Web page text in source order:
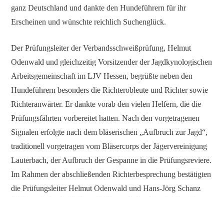
ganz Deutschland und dankte den Hundeführern für ihr
Erscheinen und wünschte reichlich Suchenglück.
Der Prüfungsleiter der Verbandsschweißprüfung, Helmut
Odenwald und gleichzeitig Vorsitzender der Jagdkynologischen
Arbeitsgemeinschaft im LJV Hessen, begrüßte neben den
Hundeführern besonders die Richterobleute und Richter sowie
Richteranwärter. Er dankte vorab den vielen Helfern, die die
Prüfungsfährten vorbereitet hatten. Nach den vorgetragenen
Signalen erfolgte nach dem bläserischen „Aufbruch zur Jagd“,
traditionell vorgetragen vom Bläsercorps der Jägervereinigung
Lauterbach, der Aufbruch der Gespanne in die Prüfungsreviere.
Im Rahmen der abschließenden Richterbesprechung bestätigten
die Prüfungsleiter Helmut Odenwald und Hans-Jörg Schanz